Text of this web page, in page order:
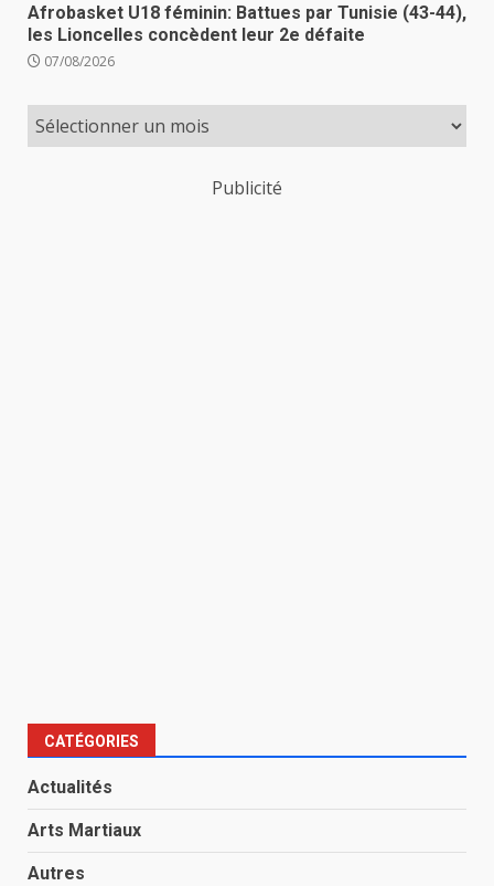
Afrobasket U18 féminin: Battues par Tunisie (43-44),
les Lioncelles concèdent leur 2e défaite
07/08/2026
Publicité
CATÉGORIES
Actualités
Arts Martiaux
Autres